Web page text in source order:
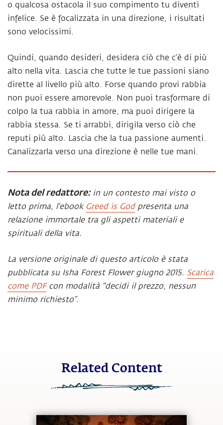
o qualcosa ostacola il suo compimento tu diventi
infelice. Se è focalizzata in una direzione, i risultati
sono velocissimi.
Quindi, quando desideri, desidera ciò che c’è di più
alto nella vita. Lascia che tutte le tue passioni siano
dirette al livello più alto. Forse quando provi rabbia
non puoi essere amorevole. Non puoi trasformare di
colpo la tua rabbia in amore, ma puoi dirigere la
rabbia stessa. Se ti arrabbi, dirigila verso ciò che
reputi più alto. Lascia che la tua passione aumenti.
Canalizzarla verso una direzione è nelle tue mani.
Nota del redattore: in un contesto mai visto o
letto prima, l'ebook Greed is Godpresenta una
relazione immortale tra gli aspetti materiali e
spirituali della vita.
La versione originale di questo articolo è stata
pubblicata su Isha Forest Flower giugno 2015. Scarica
come PDFcon modalità "decidi il prezzo, nessun
minimo richiesto”.
Related Content